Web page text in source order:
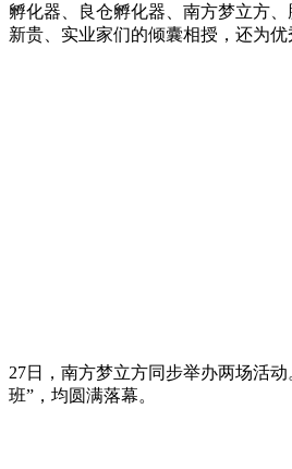
孵化器、良仓孵化器、南方梦立方
新贵、实业家们的倾囊相授，还为
27日，南方梦立方同步举办两场活
班”，均圆满落幕。